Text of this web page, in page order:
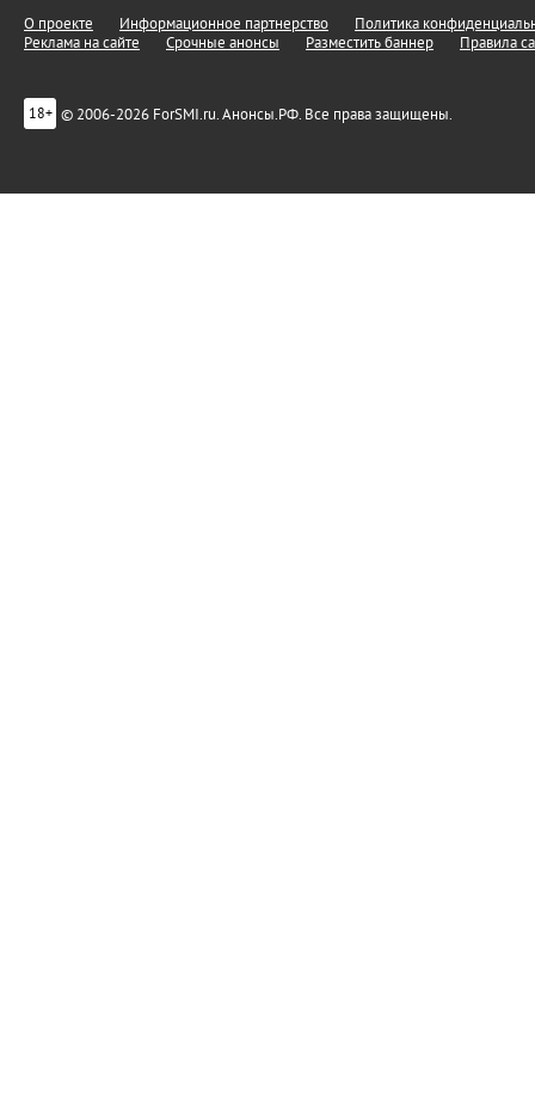
О проекте Информационное партнерство
Политика
Реклама на сайте
Срочные анонсы Разместить баннер Правила
18+ © 2006-2026 ForSMI.ru. Анонсы.РФ. Все права защищены.